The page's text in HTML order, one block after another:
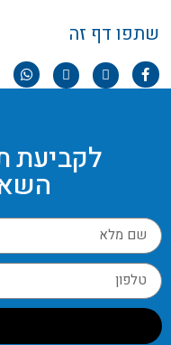
שתפו דף זה
לקביעת